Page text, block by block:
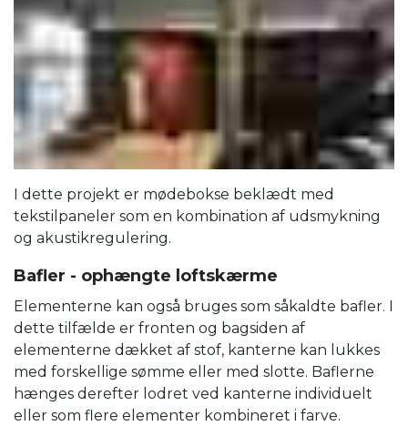
I dette projekt er mødebokse beklædt med
tekstilpaneler som en kombination af udsmykning
og akustikregulering.
Bafler - ophængte loftskærme
Elementerne kan også bruges som såkaldte bafler. I
dette tilfælde er fronten og bagsiden af ​​
elementerne dækket af stof, kanterne kan lukkes
med forskellige sømme eller med slotte. Baflerne
hænges derefter lodret ved kanterne individuelt
eller som flere elementer kombineret i farve.